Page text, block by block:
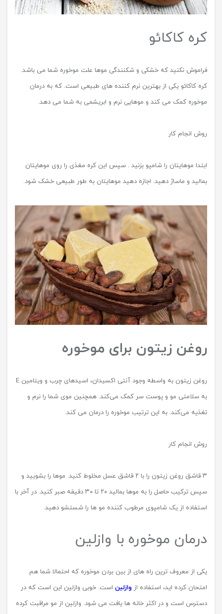
کره کاکائو
فراموش نکنید که خشکی و شکنندگی موها علت موخوره شما می باشد.
کره کاکائو یکی از بهترین نرم کننده های طبیعی است. که به درمان
موخوره کمک می کند و موهایی نرم و ابریشمی به شما می دهد.
روش انجام کار
ابتدا موهایتان را شامپو بزنید . سپس این کره مغذی را روی موهایتان
بمالید و ماساژ دهید. اجازه دهید موهایتان به طور طبیعی خشک شود.
روغن زیتون برای موخوره
روغن زیتون به‌ واسطه وجود آنتی اکسیدان، اسیدهای چرب و ویتامین E
به سلامتی مو و پوست سر کمک‌ می‌کند. همچنین موی شما را نرم و
تغذیه ‌می‌کند. به این ترتیب موخوره را درمان می کند.
روش انجام کار
۳ قاشق روغن زیتون را با ۲ قاشق عسل مخلوط کنید. موها را بشویید و
سپس ترکیب حاصل را به موها بمالید ۲۰ تا ۳۰ دقیقه صبر کنید. در آخر با
استفاده از یک شامپوی مرطوب کننده مو ها را شستشو دهید.
درمان موخوره با وازلین
یکی از معروف ترین راه های از بین بردن موخوره که احتمالا شما هم
امتحان کرده اید، استفاده از وازلین است. خوبی وازلین این است که در
دسترس است و در اکثر خانه ها یافت می شود. وازلین از مو مراقبت کرده